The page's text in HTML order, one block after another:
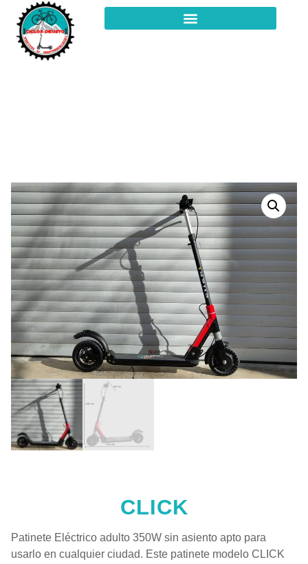
CLICK
Patinete Eléctrico adulto 350W sin asiento apto para
usarlo en cualquier ciudad. Este patinete modelo CLICK